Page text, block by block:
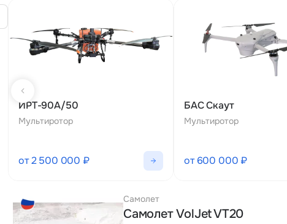
ИРТ-90А/50
Мультиротор
от 2 500 000 ₽
БАС Скаут
Мультиротор
от 600 000 ₽
Самолет
Самолет VolJet VT20